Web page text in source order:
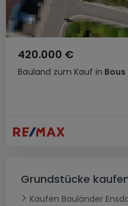
Bauland zum Kauf in Bous
420.000 €
Grundstücke
Kaufen Bauländer